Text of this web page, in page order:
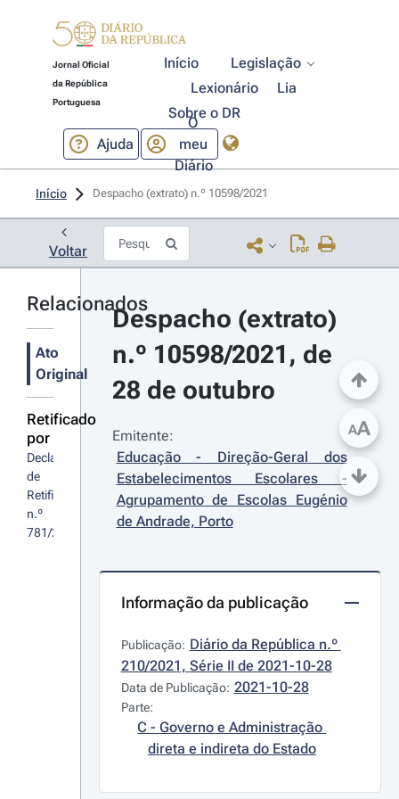
Jornal Oficial
da República
Portuguesa
Início
Legislação
Lexionário
Lia
Sobre o DR
Ajuda
O
meu
Diário
Início Despacho (extrato) n.º 10598/2021
Voltar
Relacionados
Ato
Original
Retificado
por
Declaração
de
Retificação
n.º
781/2021
Despacho (extrato)
n.º 10598/2021, de
28 de outubro
Emitente:
Educação - Direção-Geral dos
Estabelecimentos Escolares -
Agrupamento de Escolas Eugénio
de Andrade, Porto
Informação da publicação
Publicação: Diário da República n.º
210/2021, Série II de 2021-10-28
Data de Publicação: 2021-10-28
Parte:
C - Governo e Administração
direta e indireta do Estado
AA